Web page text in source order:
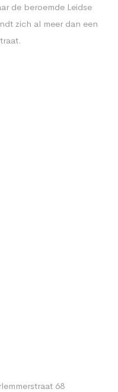
de beroemde Leidse
zich al meer dan een
68